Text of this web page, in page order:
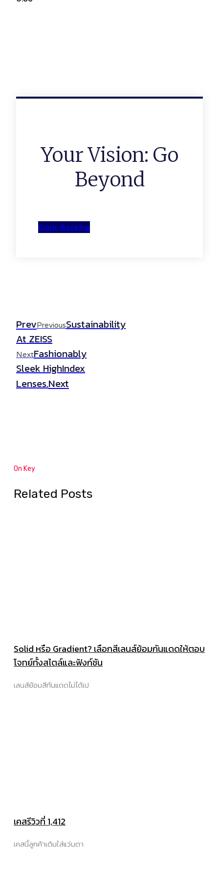
Your Vision: Go
Beyond
Clinic Booking
Prev PreviousSustainability
At ZEISS
NextFashionably
Sleek HighIndex
Lenses.Next
On Key
Related Posts
Solid หรือ Gradient? เลือกสีเลนส์ย้อมกันแดดให้ตอบ
โจทย์ทั้งสไตล์และฟังก์ชัน
เลนส์ย้อมสีกันแดดไม่ได้เป
เคสรีวิวที่ 1,412
เคสนี้ลูกค้าเดิมใส่แว่นตา